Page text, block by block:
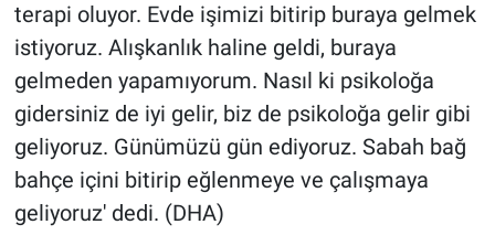
terapi oluyor. Evde işimizi bitirip buraya gelmek
istiyoruz. Alışkanlık haline geldi, buraya
gelmeden yapamıyorum. Nasıl ki psikoloğa
gidersiniz de iyi gelir, biz de psikoloğa gelir gibi
geliyoruz. Günümüzü gün ediyoruz. Sabah bağ
bahçe içini bitirip eğlenmeye ve çalışmaya
geliyoruz' dedi. (DHA)